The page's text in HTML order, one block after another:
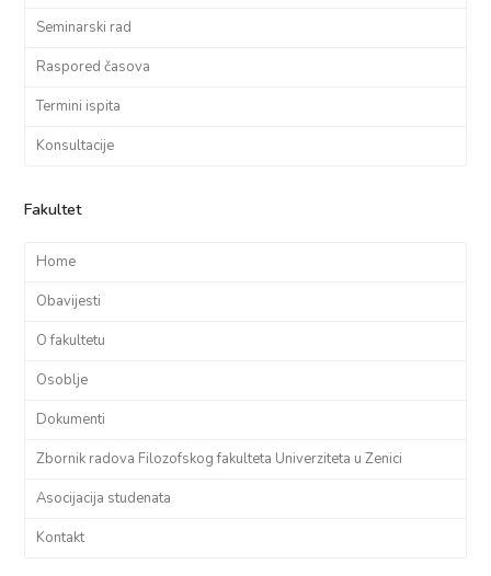
Seminarski rad
Raspored časova
Termini ispita
Konsultacije
Fakultet
Home
Obavijesti
O fakultetu
Osoblje
Dokumenti
Zbornik radova Filozofskog fakulteta Univerziteta u Zenici
Asocijacija studenata
Kontakt